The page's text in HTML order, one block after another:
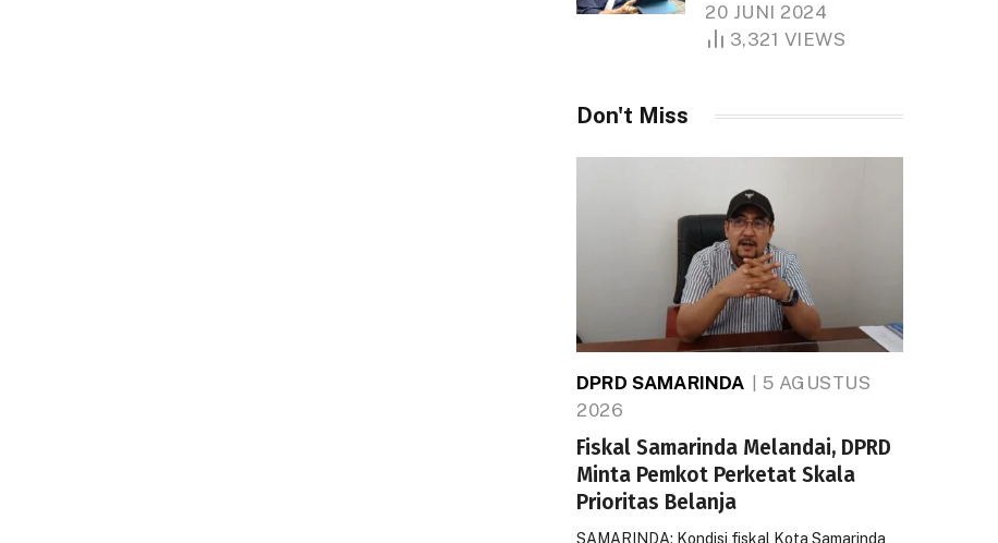
1.000 Hektare
20 JUNI 2024
3,321 VIEWS
Don't Miss
DPRD SAMARINDA
5 AGUSTUS
2026
Fiskal Samarinda Melandai, DPRD
Minta Pemkot Perketat Skala
Prioritas Belanja
SAMARINDA: Kondisi fiskal Kota Samarinda